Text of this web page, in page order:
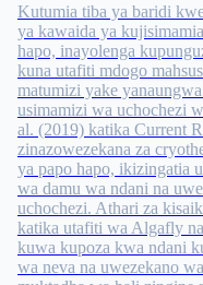
Kutumia tiba ya baridi
ya kawaida ya
hapo, inayolenga
kuna utafiti mdogo
matumizi yake
usimamizi wa uchochezi
al. (2019) katika Current
zinazowezekana za
ya papo hapo, ikizingatia
wa damu wa ndani na
uchochezi. Athari za
katika utafiti wa Algafly
kuwa kupoza kwa ndani
wa neva na uwezekano